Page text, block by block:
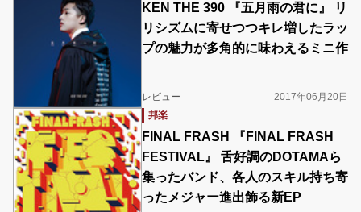
KEN THE 390 『五月雨の君に』 リ
リシズムに寄せつつキレ増したラッ
プの魅力が多角的に味わえるミニ作
レビュー
2017年06月20日
邦楽
FINAL FRASH 『FINAL FRASH
FESTIVAL』 舌好調のDOTAMAら
集ったバンド、各人のスキル持ち寄
ったメジャー進出飾る新EP